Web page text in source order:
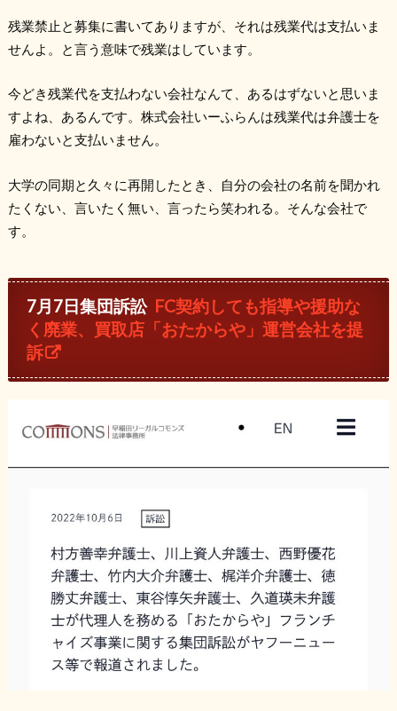
残業禁止と募集に書いてありますが、それは残業代は支払いま
せんよ。と言う意味で残業はしています。
今どき残業代を支払わない会社なんて、あるはずないと思いま
すよね、あるんです。株式会社いーふらんは残業代は弁護士を
雇わないと支払いません。
大学の同期と久々に再開したとき、自分の会社の名前を聞かれ
たくない、言いたく無い、言ったら笑われる。そんな会社で
す。
7月7日集団訴訟 FC契約しても指導や援助な
く廃業、買取店「おたからや」運営会社を提
訴